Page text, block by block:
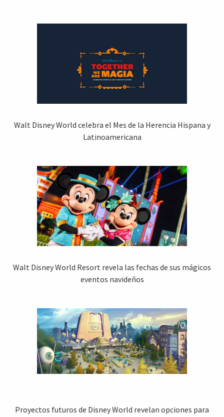
Walt Disney World celebra el Mes de la Herencia Hispana y
Latinoamericana
Walt Disney World Resort revela las fechas de sus mágicos
eventos navideños
Proyectos futuros de Disney World revelan opciones para